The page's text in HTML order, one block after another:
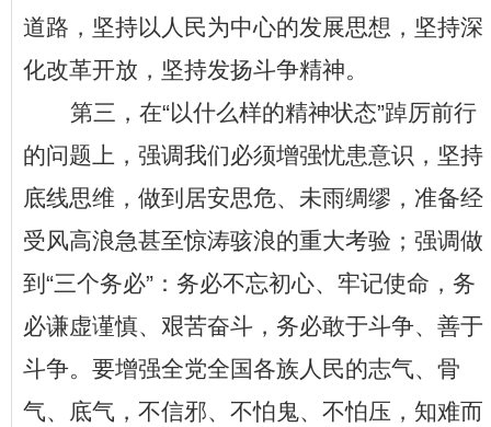
道路，坚持以人民为中心的发展思想，坚持深
化改革开放，坚持发扬斗争精神。
第三，在“以什么样的精神状态”踔厉前行
的问题上，强调我们必须增强忧患意识，坚持
底线思维，做到居安思危、未雨绸缪，准备经
受风高浪急甚至惊涛骇浪的重大考验；强调做
到 “三个务必” ：务必不忘初心、牢记使命，务
必谦虚谨慎、艰苦奋斗，务必敢于斗争、善于
斗争。要增强全党全国各族人民的志气、骨
气、底气，不信邪、不怕鬼、不怕压，知难而